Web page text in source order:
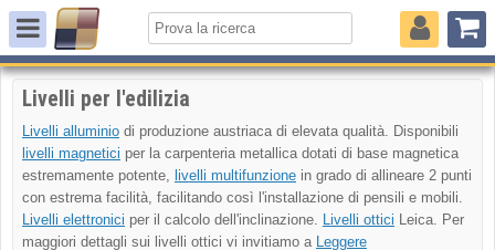
Livelli per l'edilizia
Livelli alluminio di produzione austriaca di elevata qualità. Disponibili
livelli magnetici per la carpenteria metallica dotati di base magnetica
estremamente potente, livelli multifunzione in grado di allineare 2 punti
con estrema facilità, facilitando così l'installazione di pensili e mobili.
Livelli elettronici per il calcolo dell'inclinazione. Livelli ottici Leica. Per
maggiori dettagli sui livelli ottici vi invitiamo a Leggere